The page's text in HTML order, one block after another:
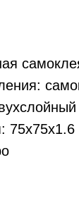
75х75х1.6